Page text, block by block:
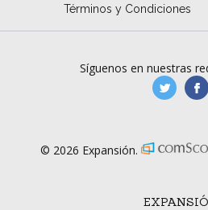
Términos y Condiciones
Síguenos en nuestras
© 2026 Expansión.